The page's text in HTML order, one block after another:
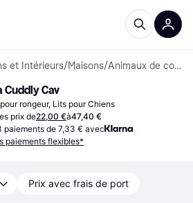
et Intérieurs/Maisons/ Animaux de compagnie
Cuddly Cav
rongeur, Lits pour Chiens
prix de22,00 €à47,40 €
paiements de 7,33 € avec
paiements flexibles*
Prix avec frais de port